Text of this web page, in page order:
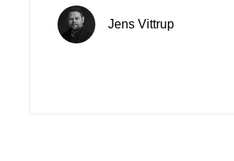
Jens Vittrup